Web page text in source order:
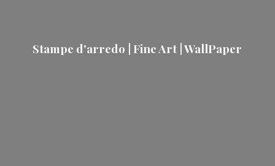
Stampe d'arredo | Fine Art | WallPaper